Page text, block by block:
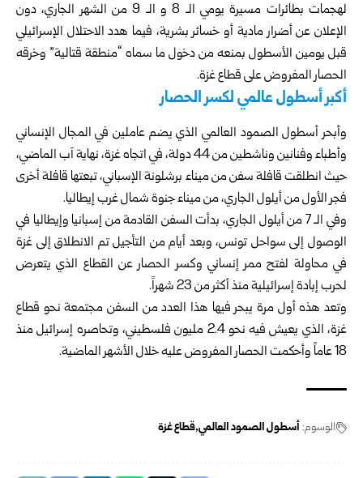
لهجمات بطائرات مسيرة يومي الـ 8 و الـ 9 من الشهر الجاري، دون
الإعلان عن أضرار مادية أو خسائر بشرية، فيما هدد الاحتلال الإسرائيلي
قبل يومين الأسطول بمنعه من دخول ما سماه “منطقة قتالية” وخرقه
الحصار المفروض على قطاع غزة.
أكبر أسطول عالمي لكسر الحصار
وأبحر أسطول الصمود العالمي الذي يضم عاملين في المجال الإنساني
وأطباء وفنانين وناشطين من 44 دولة، في اتجاه غزة، نهاية آب الماضي،
حيث انطلقت قافلة سفن من ميناء برشلونة الإسباني، تبعتها قافلة أخرى
فجر الأول من أيلول الجاري، من ميناء جنوة شمال غرب إيطاليا.
وفي الـ 7 من أيلول الجاري، بدأت السفن القادمة من إسبانيا وإيطاليا في
الوصول إلى سواحل تونس، وبعد أيام من التأجيل تم الانطلاق إلى غزة
في محاولة لفتح ممر إنساني وكسر الحصار عن القطاع الذي يتعرض
لحرب إبادة إسرائيلية منذ أكثر من 23 شهراً.
وتعد هذه أول مرة يبحر فيها هذا العدد من السفن مجتمعة نحو قطاع
غزة، الذي يعيش فيه نحو 2.4 مليون فلسطيني، وتحاصره إسرائيل منذ
18 عاماً وأحكمت الحصار المفروض عليه خلال الأشهر الماضية.
الوسوم:أسطول الصمود العالمي قطاع غزة